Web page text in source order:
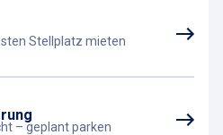
Stellplatz mieten
– geplant parken